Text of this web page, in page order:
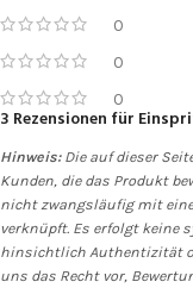
0
0
0
3 Rezensionen für
Hinweis:Die auf dieser
Kunden, die das Produkt
nicht zwangsläufig mit
verknüpft. Es erfolgt keine
hinsichtlich Authentizität
uns das Recht vor,